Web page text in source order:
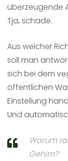
überzeugende
Tja, schade.
Aus welcher
soll man
sich bei dem
öffentlichen
Einstellung
Und
Warum
Gehirn?